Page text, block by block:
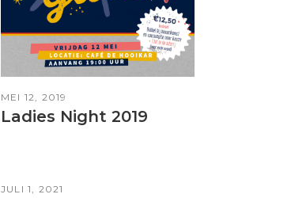
MEI 12, 2019
Ladies Night 2019
JULI 1, 2021